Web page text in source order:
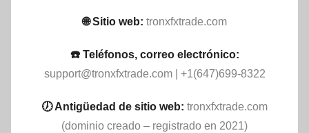
🌐 Sitio web: tronxfxtrade.com
☎️ Teléfonos, correo electrónico:
support@tronxfxtrade.com| +1(647)699-8322
🕖 Antigüedad de sitio web: tronxfxtrade.com
(dominio creado – registrado en 2021)